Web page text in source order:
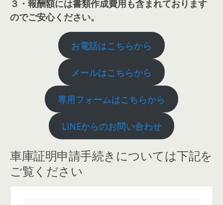
３・報酬額には書類作成費用も含まれております
のでご安心ください。
お電話はこちらから
メールはこちらから
専用フォームはこちらから
LINEからのお問い合わせ
車庫証明申請手続きについては下記を
ご覧ください